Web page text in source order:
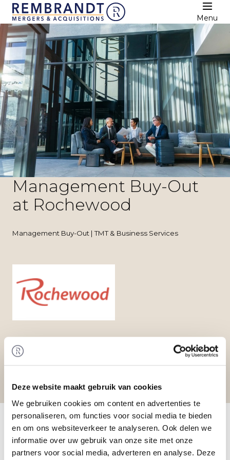
Deze website maakt gebruik van cookies
We gebruiken cookies om content en advertenties te
personaliseren, om functies voor social media te bieden
en om ons websiteverkeer te analyseren. Ook delen we
informatie over uw gebruik van onze site met onze
partners voor social media, adverteren en analyse. Deze
Menu
Management Buy-Out
at Rochewood
Management Buy-Out | TMT & Business Services
Home/Transactions/ Management Buy-Out at
Rochewood
Transaction
The management of Rochewood B.V. has